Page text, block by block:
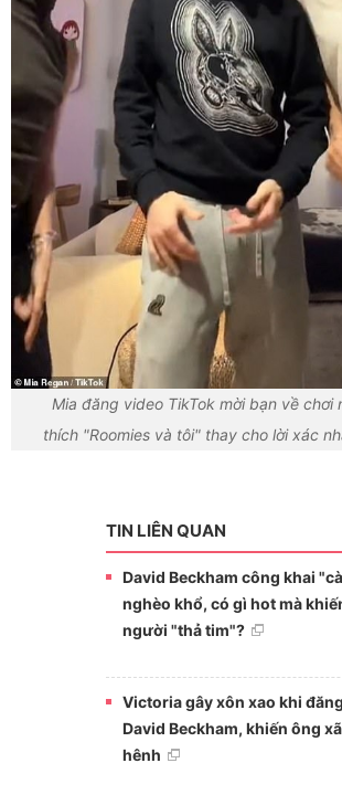
Mia đăng video TikTok mời bạn về chơi
thích "Roomies và tôi" thay cho lời xác
TIN LIÊN QUAN
David Beckham công khai
nghèo khổ, có gì hot mà
người "thả tim"?
Victoria gây xôn xao khi
David Beckham, khiến ông
hênh